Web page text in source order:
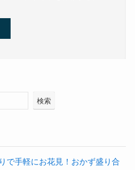
検索
で手軽にお花見！おかず盛り合